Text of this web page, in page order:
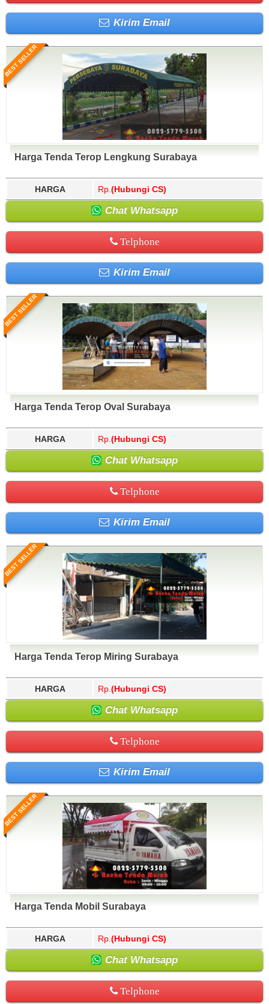
Kirim Email
BEST SELLER
Harga Tenda Terop Lengkung Surabaya
HARGA Rp. (Hubungi CS)
Chat Whatsapp
Telphone
Kirim Email
BEST SELLER
Harga Tenda Terop Oval Surabaya
HARGA Rp. (Hubungi CS)
Chat Whatsapp
Telphone
Kirim Email
BEST SELLER
Harga Tenda Terop Miring Surabaya
HARGA Rp. (Hubungi CS)
Chat Whatsapp
Telphone
Kirim Email
BEST SELLER
Harga Tenda Mobil Surabaya
HARGA Rp. (Hubungi CS)
Chat Whatsapp
Telphone